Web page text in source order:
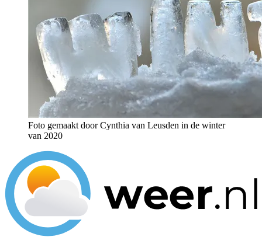
Foto gemaakt door Cynthia van Leusden in de winter
van 2020